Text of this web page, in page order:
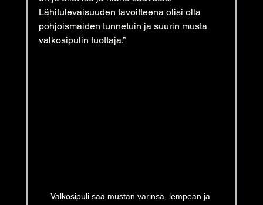
Lähitulevaisuuden tavoitteena olisi olla
pohjoismaiden tunnetuin ja suurin musta
valkosipulin tuottaja.”
Valkosipuli saa mustan värinsä, lempeän ja